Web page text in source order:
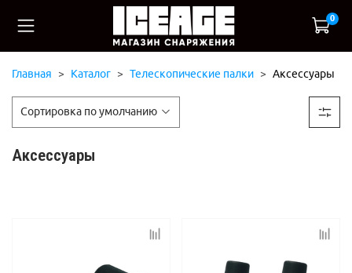
0
Главная Каталог Телескопические палки Аксессуары
Аксессуары